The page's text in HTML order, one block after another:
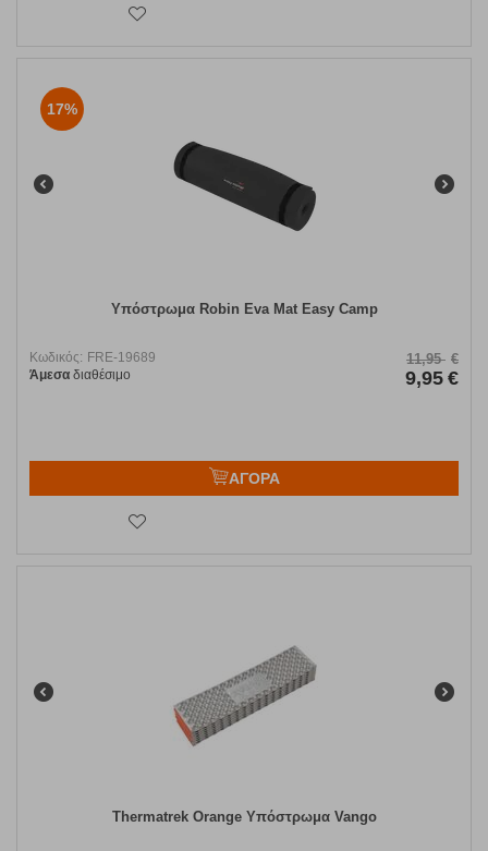
17%
Υπόστρωμα Robin Eva Mat Easy Camp
Κωδικός: FRE-19689
Άμεσα διαθέσιμο
11,95 €
9,95 €
ΑΓΟΡΑ
Thermatrek Orange Υπόστρωμα Vango